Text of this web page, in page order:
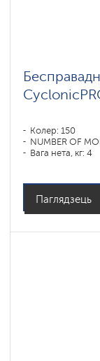
Колер: 150
NUMBER OF
Вага нета, кг: 4
Паглядзець